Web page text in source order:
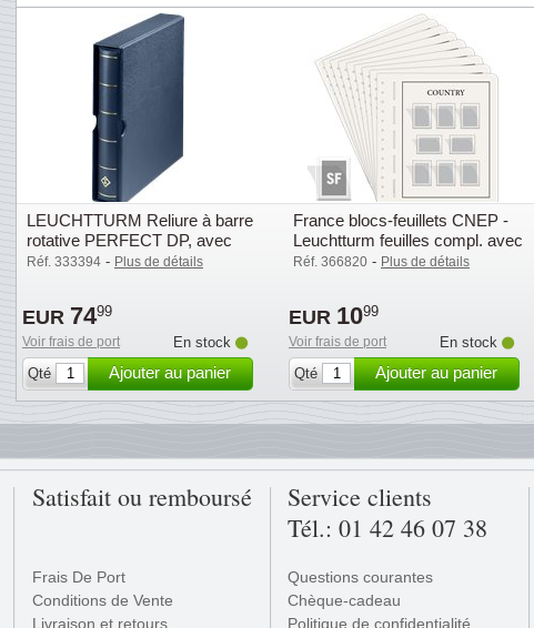
LEUCHTTURM Reliure à barre
rotative PERFECT DP, avec
étui de protection, bl
Réf. 333394 - Plus de détails
EUR 7499
Voir frais de port
En stock
Qté
Ajouter au panier
France blocs-feuillets CNEP -
Leuchtturm feuilles compl. avec
pochettes(SF) - 2021
Réf. 366820 - Plus de détails
EUR 1099
Voir frais de port
En stock
Qté
Ajouter au panier
Satisfait ou remboursé
Frais De Port
Conditions de Vente
Livraison et retours
Service clients
Tél.: 01 42 46 07 38
Questions courantes
Chèque-cadeau
Politique de confidentialité